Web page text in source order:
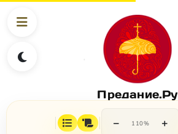
Предание.Ру
− 110% +